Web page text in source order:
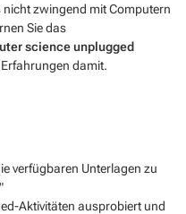
zwingend mit Computern
Sie das
science unplugged
damit.
verfügbaren Unterlagen zu
Aktivitäten ausprobiert und